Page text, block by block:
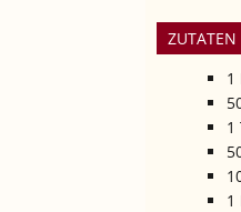
ZUTATEN
1
1
1